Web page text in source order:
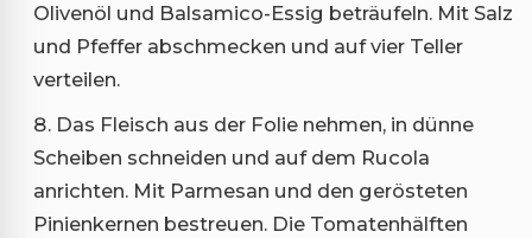
Olivenöl und Balsamico-Essig beträufeln. Mit Salz
und Pfeffer abschmecken und auf vier Teller
verteilen.
Das Fleisch aus der Folie nehmen, in dünne
Scheiben schneiden und auf dem Rucola
anrichten. Mit Parmesan und den gerösteten
Pinienkernen bestreuen. Die Tomatenhälften